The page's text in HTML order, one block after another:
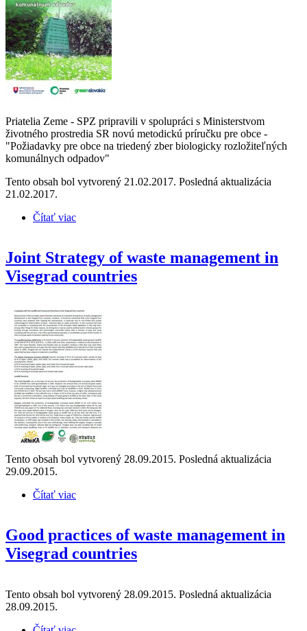
Priatelia Zeme - SPZ pripravili v spolupráci s Ministerstvom
životného prostredia SR novú metodickú príručku pre obce -
"Požiadavky pre obce na triedený zber biologicky rozložiteľných
komunálnych odpadov"
Tento obsah bol vytvorený 21.02.2017. Posledná aktualizácia
21.02.2017.
Čítať viac
Joint Strategy of waste management in
Visegrad countries
Tento obsah bol vytvorený 28.09.2015. Posledná aktualizácia
29.09.2015.
Čítať viac
Good practices of waste management in
Visegrad countries
Tento obsah bol vytvorený 28.09.2015. Posledná aktualizácia
28.09.2015.